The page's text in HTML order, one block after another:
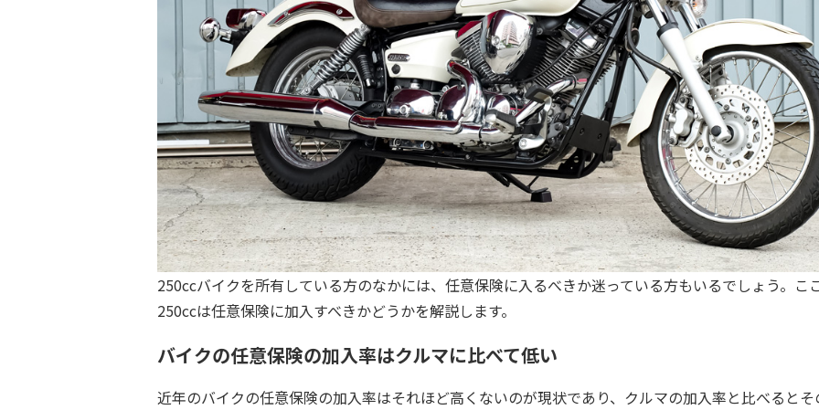
250ccバイクを所有している方のなかには、任意保険に入るべきか迷っている方もいるでしょう。こ
250ccは任意保険に加入すべきかどうかを解説します。
バイクの任意保険の加入率はクルマに比べて低い
近年のバイクの任意保険の加入率はそれほど高くないのが現状であり、クルマの加入率と比べるとそ